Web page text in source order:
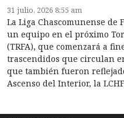
31 julio, 2026 8:55 am
La Liga Chascomunense de
un equipo en el próximo
(TRFA), que comenzará a
trascendidos que circulan
que también fueron
Ascenso del Interior, la